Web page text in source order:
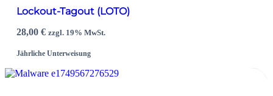
Lockout-Tagout (LOTO)
28,00€ zzgl. 19% MwSt.
Jährliche Unterweisung